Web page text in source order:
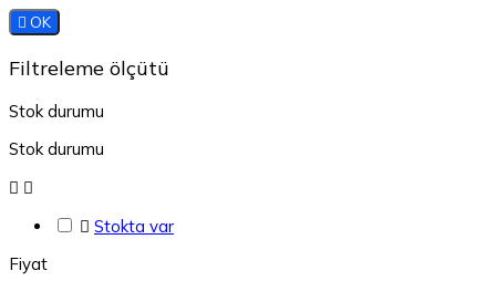
 OK
Filtreleme ölçütü
Stok durumu
Stok durumu
 
 Stokta var
Fiyat